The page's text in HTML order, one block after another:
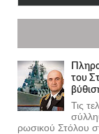
του
Τις
ρωσικού Στόλου